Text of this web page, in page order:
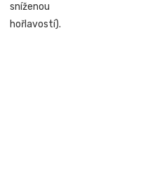
sníženou
hořlavostí).